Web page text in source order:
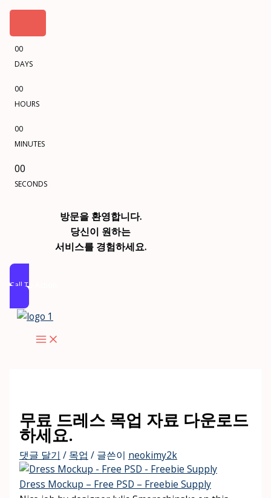
00
DAYS
00
HOURS
00
MINUTES
00
SECONDS
방문을 환영합니다.
당신이 원하는
서비스를 경험하세요.
Call To Action
무료 드레스 목업 자료 다운로드
하세요.
댓글 달기 / 목업 / 글쓴이 neokimy2k
Dress Mockup – Free PSD – Freebie Supply